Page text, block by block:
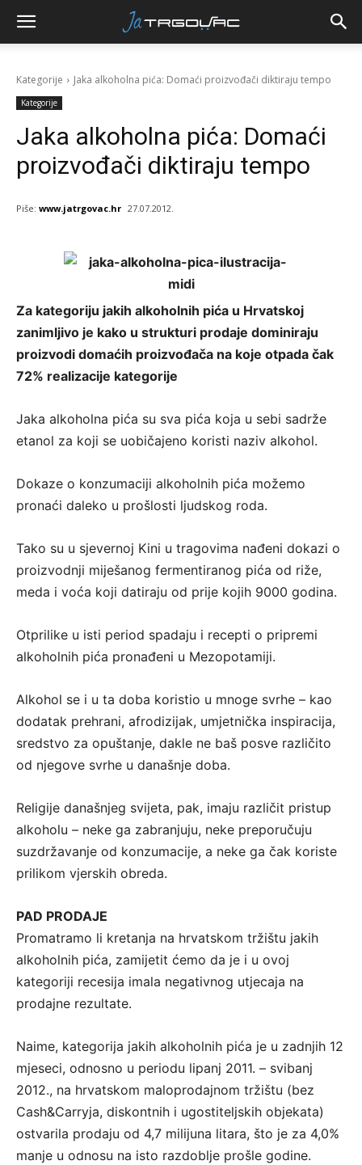
Kategorije Jaka alkoholna pića: Domaći proizvođači diktiraju tempo
Kategorije
Jaka alkoholna pića: Domaći
proizvođači diktiraju tempo
Piše: www.jatrgovac.hr 27.07.2012.
Za kategoriju jakih alkoholnih pića u Hrvatskoj
zanimljivo je kako u strukturi prodaje dominiraju
proizvodi domaćih proizvođača na koje otpada čak
72% realizacije kategorije
Jaka alkoholna pića su sva pića koja u sebi sadrže
etanol za koji se uobičajeno koristi naziv alkohol.
Dokaze o konzumaciji alkoholnih pića možemo
pronaći daleko u prošlosti ljudskog roda.
Tako su u sjevernoj Kini u tragovima nađeni dokazi o
proizvodnji miješanog fermentiranog pića od riže,
meda i voća koji datiraju od prije kojih 9000 godina.
Otprilike u isti period spadaju i recepti o pripremi
alkoholnih pića pronađeni u Mezopotamiji.
Alkohol se i u ta doba koristio u mnoge svrhe – kao
dodatak prehrani, afrodizijak, umjetnička inspiracija,
sredstvo za opuštanje, dakle ne baš posve različito
od njegove svrhe u današnje doba.
Religije današnjeg svijeta, pak, imaju različit pristup
alkoholu – neke ga zabranjuju, neke preporučuju
suzdržavanje od konzumacije, a neke ga čak koriste
prilikom vjerskih obreda.
PAD PRODAJE
Promatramo li kretanja na hrvatskom tržištu jakih
alkoholnih pića, zamijetit ćemo da je i u ovoj
kategoriji recesija imala negativnog utjecaja na
prodajne rezultate.
Naime, kategorija jakih alkoholnih pića je u zadnjih 12
mjeseci, odnosno u periodu lipanj 2011. – svibanj
2012., na hrvatskom maloprodajnom tržištu (bez
Cash&Carryja, diskontnih i ugostiteljskih objekata)
ostvarila prodaju od 4,7 milijuna litara, što je za 4,0%
manje u odnosu na isto razdoblje prošle godine.